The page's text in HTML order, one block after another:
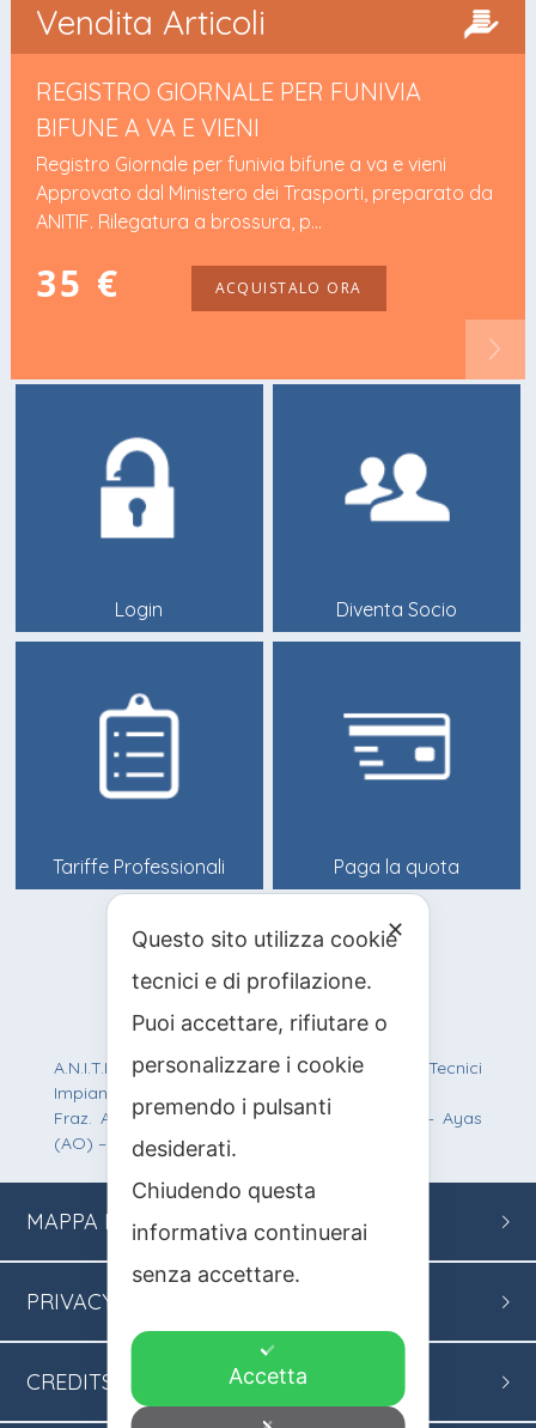
Vendita Articoli
REGISTRO GIORNALE PER FUNIVIA
BIFUNE A VA E VIENI
Registro Giornale per funivia bifune a va e vieni
Approvato dal Ministero dei Trasporti, preparato da
ANITIF. Rilegatura a brossura, p...
35 € ACQUISTALO ORA
Login Diventa Socio
Tariffe Professionali Paga la quota
info@anitif.org
+39 0125 303100
A.N.I.T.I.F. Associazione Nazionale Italiana Tecnici
Impianti Funiviari
Fraz. Antagnod, Route Barmasc, 57 – 11020 – Ayas
(AO) – C.F.: 90012200219 – P.IVA: 01242950077
MAPPA DEL SITO
PRIVACY
CREDITS
✕
Questo sito utilizza cookie
tecnici e di profilazione.
Puoi accettare, rifiutare o
personalizzare i cookie
premendo i pulsanti
desiderati.
Chiudendo questa
informativa continuerai
senza accettare.
Accetta